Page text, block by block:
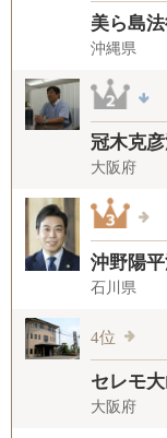
美ら島
沖縄県
冠木克
大阪府
沖野陽
石川県
4位
セレモ
大阪府